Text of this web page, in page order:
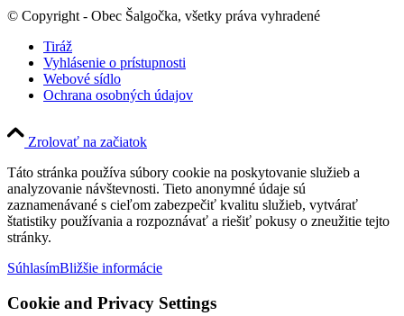
© Copyright - Obec Šalgočka, všetky práva vyhradené
Tiráž
Vyhlásenie o prístupnosti
Webové sídlo
Ochrana osobných údajov
Zrolovať na začiatok
Táto stránka používa súbory cookie na poskytovanie služieb a
analyzovanie návštevnosti. Tieto anonymné údaje sú
zaznamenávané s cieľom zabezpečiť kvalitu služieb, vytvárať
štatistiky používania a rozpoznávať a riešiť pokusy o zneužitie tejto
stránky.
SúhlasímBližšie informácie
Cookie and Privacy Settings